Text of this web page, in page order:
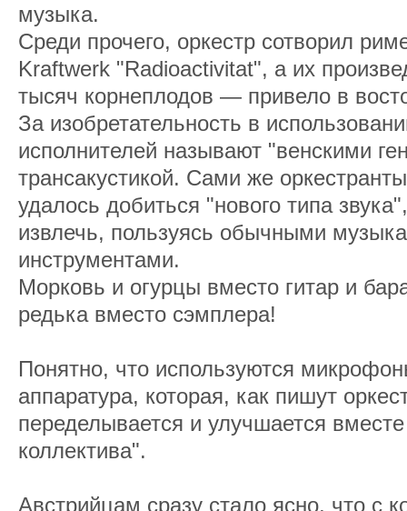
музыка.
Среди прочего, оркестр сотворил
Kraftwerk "Radioactivitat", а их
тысяч корнеплодов — привело в
За изобретательность в
исполнителей называют "венскими
трансакустикой. Сами же
удалось добиться "нового типа
извлечь, пользуясь обычными
инструментами.
Морковь и огурцы вместо гитар и
редька вместо сэмплера!
Понятно, что используются
аппаратура, которая, как пишут
переделывается и улучшается
коллектива".
Австрийцам сразу стало ясно, что с